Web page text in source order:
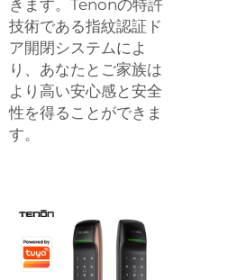
きます。Tenonの特許
技術である指紋認証ド
ア開閉システムによ
り、あなたとご家族は
より高い安心感と安全
性を得ることができま
す。